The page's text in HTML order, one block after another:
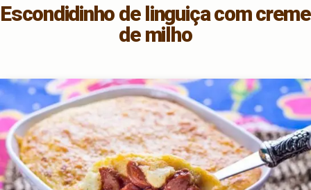
Escondidinho de linguiça com creme
de milho